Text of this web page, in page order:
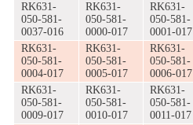
RK631-
050-581-
0037-016
RK631-
050-581-
0000-017
RK631-
050-581-
0001-017
RK631-
050-581-
0004-017
RK631-
050-581-
0005-017
RK631-
050-581-
0006-017
RK631-
050-581-
0009-017
RK631-
050-581-
0010-017
RK631-
050-581-
0011-017